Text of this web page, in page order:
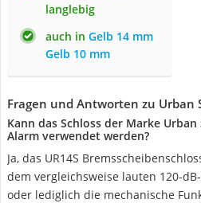
langlebig
auch in Gelb 14 mm
Gelb 10 mm
Fragen und Antworten zu Urban
Kann das Schloss der Marke
Alarm verwendet werden?
Ja, das UR14S
dem vergleichsweise lauten 120-
oder lediglich die mechanische